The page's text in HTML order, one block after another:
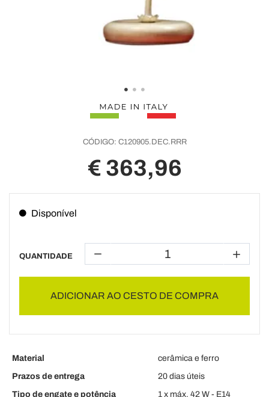
CÓDIGO: C120905.DEC.RRR
€ 363,96
Disponível
QUANTIDADE
ADICIONAR AO CESTO DE COMPRA
Material
cerâmica e ferro
Prazos de entrega
20 dias úteis
Tipo de engate e potência
1 x máx. 42 W - E14